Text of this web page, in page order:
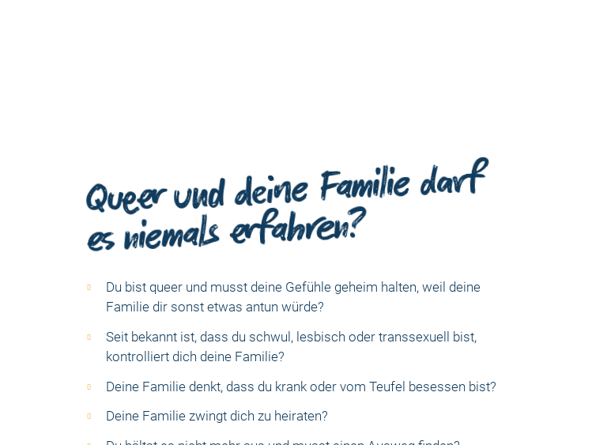
Queer und deine Familie darf
es niemals erfahren?
Du bist queer und musst deine Gefühle geheim halten, weil deine
Familie dir sonst etwas antun würde?
Seit bekannt ist, dass du schwul, lesbisch oder transsexuell bist,
kontrolliert dich deine Familie?
Deine Familie denkt, dass du krank oder vom Teufel besessen bist?
Deine Familie zwingt dich zu heiraten?